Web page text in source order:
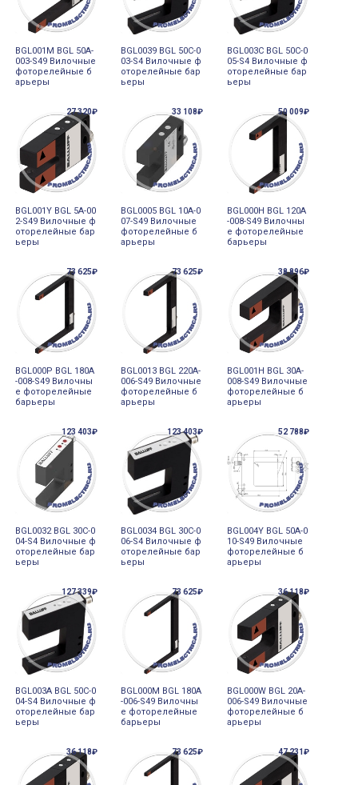
BGL001M BGL 50A-
003-S49 Вилочные
фоторелейные б
арьеры
BGL0039 BGL 50C-0
03-S4 Вилочные ф
оторелейные бар
ьеры
BGL003C BGL 50C-0
05-S4 Вилочные ф
оторелейные бар
ьеры
27 320₽
BGL001Y BGL 5A-00
2-S49 Вилочные ф
оторелейные бар
ьеры
33 108₽
BGL0005 BGL 10A-0
07-S49 Вилочные
фоторелейные б
арьеры
50 009₽
BGL000H BGL 120A
-008-S49 Вилочны
е фоторелейные
барьеры
73 625₽
BGL000P BGL 180A
-008-S49 Вилочны
е фоторелейные
барьеры
73 625₽
BGL0013 BGL 220A-
006-S49 Вилочные
фоторелейные б
арьеры
38 896₽
BGL001H BGL 30A-
008-S49 Вилочные
фоторелейные б
арьеры
123 403₽
BGL0032 BGL 30C-0
04-S4 Вилочные ф
оторелейные бар
ьеры
123 403₽
BGL0034 BGL 30C-0
06-S4 Вилочные ф
оторелейные бар
ьеры
52 788₽
BGL004Y BGL 50A-0
10-S49 Вилочные
фоторелейные б
арьеры
127 339₽
BGL003A BGL 50C-0
04-S4 Вилочные ф
оторелейные бар
ьеры
73 625₽
BGL000M BGL 180A
-006-S49 Вилочны
е фоторелейные
барьеры
36 118₽
BGL000W BGL 20A-
006-S49 Вилочные
фоторелейные б
арьеры
36 118₽ 73 625₽ 47 231₽